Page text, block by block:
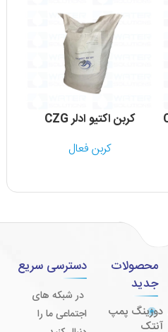
کربن اکتیو ادلر CZG
کربن فعال
محصولات
جدید
دوزینگ پمپ
آنتک
دسترسی سریع
در شبکه های
اجتماعی ما را